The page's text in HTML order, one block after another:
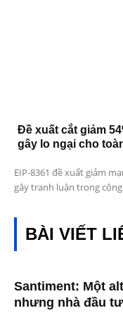
Đề xuất cắt giảm
gây lo ngại cho
EIP-8361 đề xuất giảm
gây tranh luận trong
BÀI VIẾT
Santiment: Một
nhưng nhà đầu